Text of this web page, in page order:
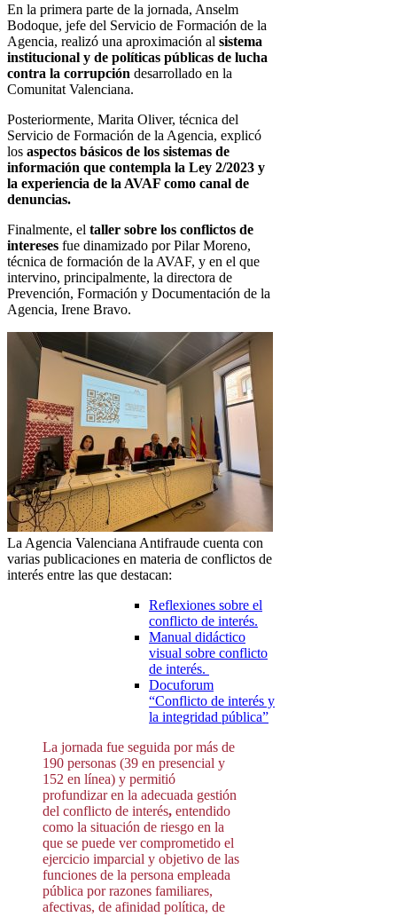
En la primera parte de la jornada, Anselm
Bodoque, jefe del Servicio de Formación de la
Agencia, realizó una aproximación al sistema
institucional y de políticas públicas de lucha
contra la corrupción desarrollado en la
Comunitat Valenciana.
Posteriormente, Marita Oliver, técnica del
Servicio de Formación de la Agencia, explicó
los aspectos básicos de los sistemas de
información que contempla la Ley 2/2023 y
la experiencia de la AVAF como canal de
denuncias.
Finalmente, el taller sobre los conflictos de
intereses fue dinamizado por Pilar Moreno,
técnica de formación de la AVAF, y en el que
intervino, principalmente, la directora de
Prevención, Formación y Documentación de la
Agencia, Irene Bravo.
La Agencia Valenciana Antifraude cuenta con
varias publicaciones en materia de conflictos de
interés entre las que destacan:
Reflexiones sobre el
conflicto de interés.
Manual didáctico
visual sobre conflicto
de interés.
Docuforum
“Conflicto de interés y
la integridad pública”
La jornada fue seguida por más de
190 personas (39 en presencial y
152 en línea) y permitió
profundizar en la adecuada gestión
del conflicto de interés, entendido
como la situación de riesgo en la
que se puede ver comprometido el
ejercicio imparcial y objetivo de las
funciones de la persona empleada
pública por razones familiares,
afectivas, de afinidad política, de